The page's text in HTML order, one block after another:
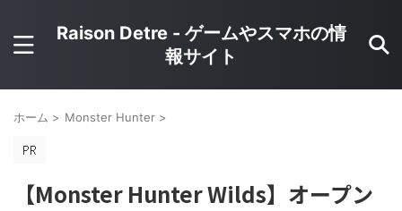
Raison Detre - ゲームやスマホの情
報サイト
ホーム > Monster Hunter >
【Monster Hunter Wilds】オープン